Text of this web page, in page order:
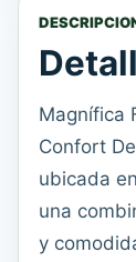
Magnífica
Confort
ubicada
una
y